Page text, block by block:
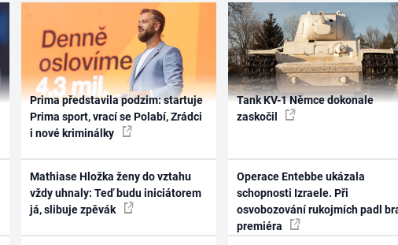
Prima představila podzim: startuje
Prima sport, vrací se Polabí, Zrádci
i nové kriminálky
Mathiase Hložka ženy do vztahu
vždy uhnaly: Teď budu iniciátorem
já, slibuje zpěvák
Tank KV-1 Němce dokonale
zaskočil
Operace Entebbe ukázala
schopnosti Izraele. Při
osvobozování rukojmích padl
premiéra